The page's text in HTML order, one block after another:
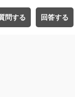
問する 回答する